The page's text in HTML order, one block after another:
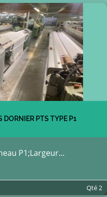
DORNIER PTS TYPE P1
P1;Largeur...
Qté2